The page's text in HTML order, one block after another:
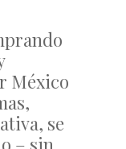
México
se
– sin